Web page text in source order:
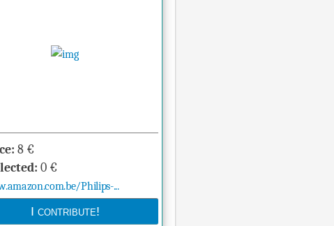
8 €
0 €
Philips-...